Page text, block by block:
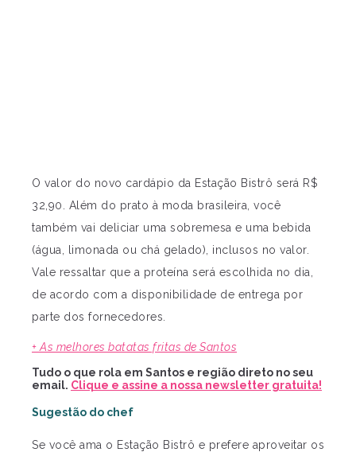
O valor do novo cardápio da Estação Bistrô será R$
32,90. Além do prato à moda brasileira, você
também vai deliciar uma sobremesa e uma bebida
(água, limonada ou chá gelado), inclusos no valor.
Vale ressaltar que a proteína será escolhida no dia,
de acordo com a disponibilidade de entrega por
parte dos fornecedores.
+ As melhores batatas fritas de Santos
Tudo o que rola em Santos e região direto no seu
email. Clique e assine a nossa newsletter gratuita!
Sugestão do chef
Se você ama o Estação Bistrô e prefere aproveitar os